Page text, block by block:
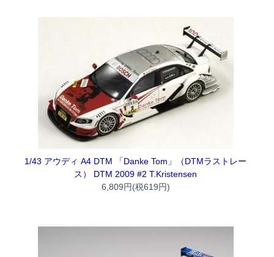
1/43 アウディ A4 DTM 「Danke Tom」（DTMラストレー
ス） DTM 2009 #2 T.Kristensen
6,809円(税619円)